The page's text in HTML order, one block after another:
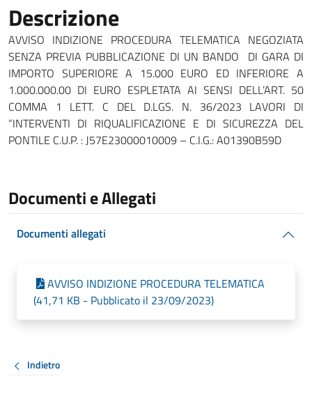
Descrizione
AVVISO INDIZIONE PROCEDURA TELEMATICA NEGOZIATA
SENZA PREVIA PUBBLICAZIONE DI UN BANDO DI GARA DI
IMPORTO SUPERIORE A 15.000 EURO ED INFERIORE A
1.000.000.00 DI EURO ESPLETATA AI SENSI DELL’ART. 50
COMMA 1 LETT. C DEL D.LGS. N. 36/2023 LAVORI DI
“INTERVENTI DI RIQUALIFICAZIONE E DI SICUREZZA DEL
PONTILE C.U.P. : J57E23000010009 – C.I.G.: A01390B59D
Documenti e Allegati
Documenti allegati
AVVISO INDIZIONE PROCEDURA TELEMATICA
(41,71 KB - Pubblicato il 23/09/2023)
Indietro